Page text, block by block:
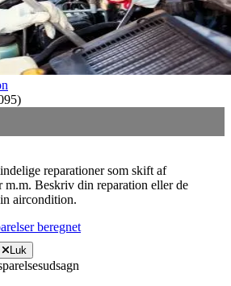
)
reparationer som skift af
m.m. Beskriv din reparation eller de
aircondition.
beregnet
Luk